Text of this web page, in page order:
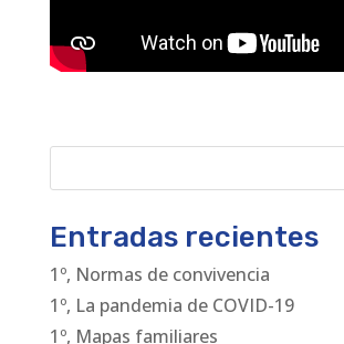
Entradas recientes
1º, Normas de convivencia
1º, La pandemia de COVID-19
1º, Mapas familiares